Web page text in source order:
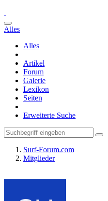
Alles
Alles
Artikel
Forum
Galerie
Lexikon
Seiten
Erweiterte Suche
Surf-Forum.com
Mitglieder